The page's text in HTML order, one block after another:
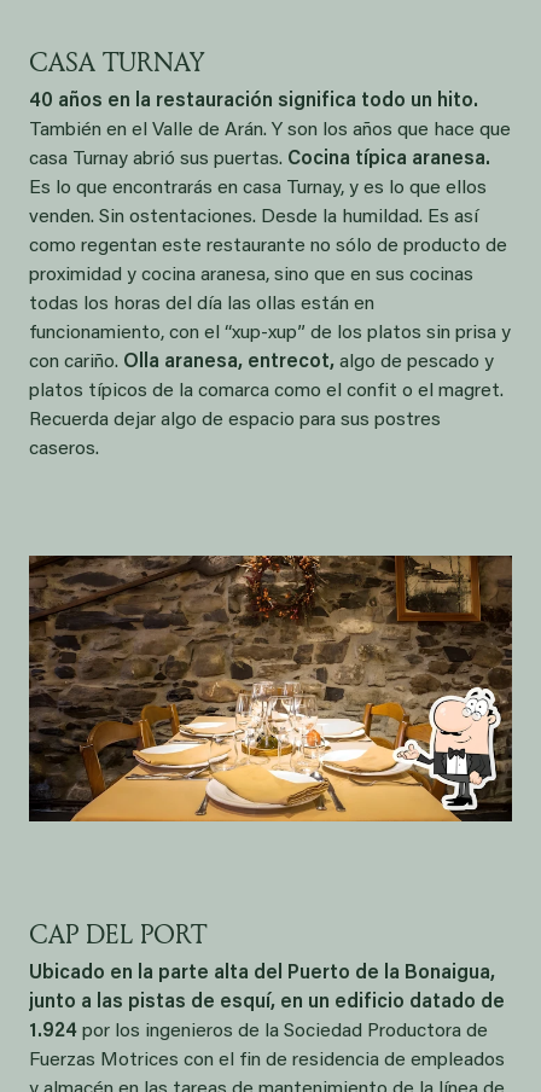
CASA TURNAY
40 años en la restauración significa todo un hito.
También en el Valle de Arán. Y son los años que hace que
casa Turnay abrió sus puertas. Cocina típica aranesa.
Es lo que encontrarás en casa Turnay, y es lo que ellos
venden. Sin ostentaciones. Desde la humildad. Es así
como regentan este restaurante no sólo de producto de
proximidad y cocina aranesa, sino que en sus cocinas
todas los horas del día las ollas están en
funcionamiento, con el “xup-xup” de los platos sin prisa y
con cariño. Olla aranesa, entrecot, algo de pescado y
platos típicos de la comarca como el confit o el magret.
Recuerda dejar algo de espacio para sus postres
caseros.
CAP DEL PORT
Ubicado en la parte alta del Puerto de la Bonaigua,
junto a las pistas de esquí, en un edificio datado de
1.924 por los ingenieros de la Sociedad Productora de
Fuerzas Motrices con el fin de residencia de empleados